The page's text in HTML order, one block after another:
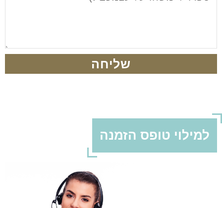
שליחה
למילוי טופס הזמנה